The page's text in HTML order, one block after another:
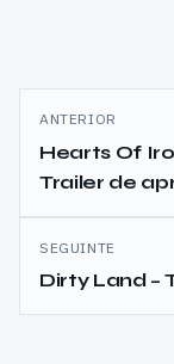
Navegação
de
artigos
ANTERIOR
Hearts Of
Trailer de
SEGUINTE
Dirty Land –